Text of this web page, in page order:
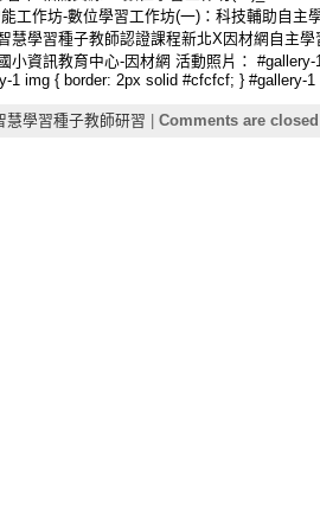
工作坊-數位學習工作坊(一)：科技輔助自
慧學習種子教師認證課程新北X因材網自主
資訊教育中心-因材網 活動照片：
1 img { border: 2px solid #cfcfcf; }
慧學習種子教師研習 | Comments are closed